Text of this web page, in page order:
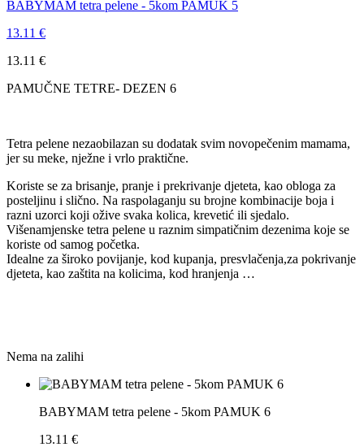
BABYMAM tetra pelene - 5kom PAMUK 5
13.11 €
13.11 €
PAMUČNE TETRE- DEZEN 6
Tetra pelene nezaobilazan su dodatak svim novopečenim mamama,
jer su meke, nježne i vrlo praktične.
Koriste se za brisanje, pranje i prekrivanje djeteta, kao obloga za
posteljinu i slično. Na raspolaganju su brojne kombinacije boja i
razni uzorci koji ožive svaka kolica, krevetić ili sjedalo.
Višenamjenske tetra pelene u raznim simpatičnim dezenima koje se
koriste od samog početka.
Idealne za široko povijanje, kod kupanja, presvlačenja,za pokrivanje
djeteta, kao zaštita na kolicima, kod hranjenja …
Nema na zalihi
BABYMAM tetra pelene - 5kom PAMUK 6
13.11 €